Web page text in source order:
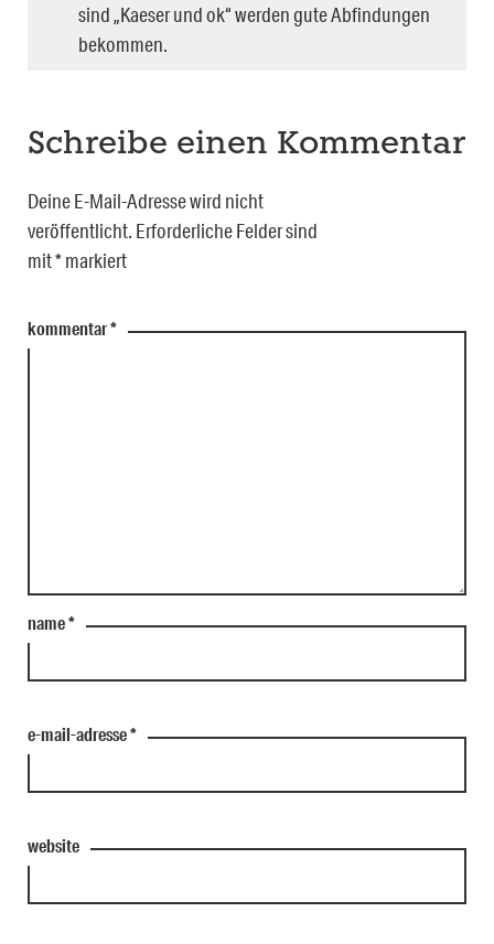
sind „Kaeser und ok“ werden gute Abfindungen
bekommen.
Schreibe einen Kommentar
Deine E-Mail-Adresse wird nicht
veröffentlicht. Erforderliche Felder sind
mit*markiert
kommentar*
name*
e-mail-adresse*
website